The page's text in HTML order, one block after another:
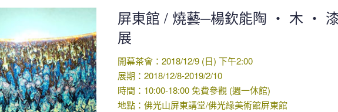
屏東館 / 燒藝─楊欽能陶 ‧ 木 ‧
展
開幕茶會：2018/12/9 (日) 下午2:00
展期：2018/12/8-2019/2/10
時間：10:00-18:00 免費參觀 (週一休館)
地點：佛光山屏東講堂/佛光緣美術館屏東館